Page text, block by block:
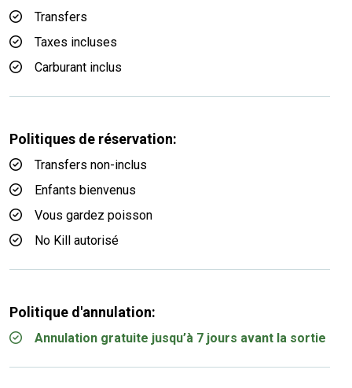
Transfers
Taxes incluses
Carburant inclus
Politiques de réservation:
Transfers non-inclus
Enfants bienvenus
Vous gardez poisson
No Kill autorisé
Politique d'annulation:
Annulation gratuite jusqu’à 7 jours avant la sortie